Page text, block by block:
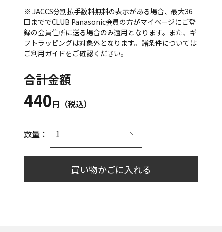
※ JACCS分割払手数料無料の表示がある場合、最大36
回まででCLUB Panasonic会員の方がマイページにご登
録の会員住所に送る場合のみ適用となります。また、ギ
フトラッピングは対象外となります。諸条件については
ご利用ガイドをご確認ください。
合計金額
440円（税込）
数量：
買い物かごに入れる